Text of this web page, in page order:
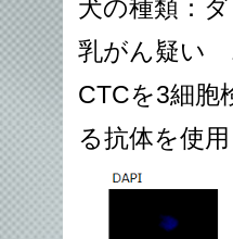
犬の種類：
乳がん疑い
CTCを3細胞
る抗体を使用